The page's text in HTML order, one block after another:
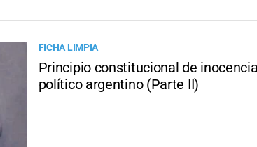
FICHA LIMPIA
Principio constitucional de
político argentino (Parte II)